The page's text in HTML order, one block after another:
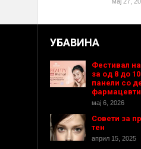
УБАВИНА
Фестивал
за од 8 до
панели со
фармацевти
мај 6, 2026
Совети за
тен
април 15, 2025